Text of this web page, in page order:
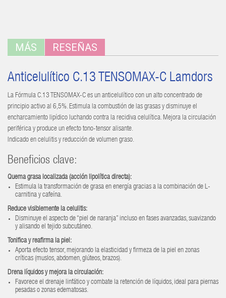
MÁS RESEÑAS
Anticelulítico C.13 TENSOMAX-C Lamdors
La Fórmula C.13 TENSOMAX-C es un anticelulítico con un alto concentrado de
principio activo al 6,5%. Estimula la combustión de las grasas y disminuye el
encharcamiento lipídico luchando contra la recidiva celulítica. Mejora la circulación
periférica y produce un efecto tono-tensor alisante.
Indicado en celulitis y reducción de volumen graso.
Beneficios clave:
Quema grasa localizada (acción lipolítica directa):
Estimula la transformación de grasa en energía gracias a la combinación de L-
carnitina y cafeína.
Reduce visiblemente la celulitis:
Disminuye el aspecto de “piel de naranja” incluso en fases avanzadas, suavizando
y alisando el tejido subcutáneo.
Tonifica y reafirma la piel:
Aporta efecto tensor, mejorando la elasticidad y firmeza de la piel en zonas
críticas (muslos, abdomen, glúteos, brazos).
Drena líquidos y mejora la circulación:
Favorece el drenaje linfático y combate la retención de líquidos, ideal para piernas
pesadas o zonas edematosas.